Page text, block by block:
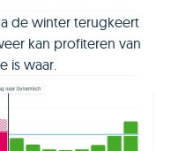
de winter terugkeert
kan profiteren van
is waar.